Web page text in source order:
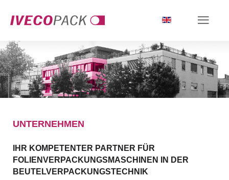
UNTERNEHMEN
IHR KOMPETENTER PARTNER FÜR
FOLIENVERPACKUNGSMASCHINEN IN DER
BEUTELVERPACKUNGSTECHNIK